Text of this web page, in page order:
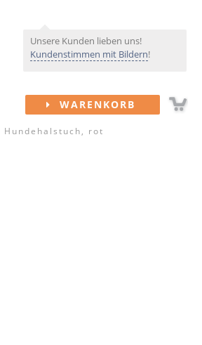
Unsere Kunden lieben uns!
Kundenstimmen mit Bildern!
WARENKORB
Hundehalstuch, rot